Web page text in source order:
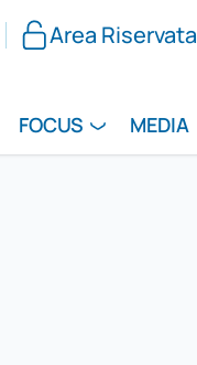
Area Riservata
FOCUS MEDIA